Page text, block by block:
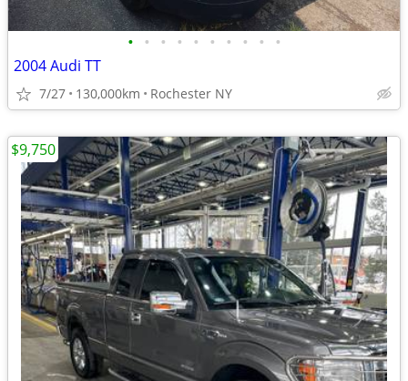
• • • • • • • • • •
2004 Audi TT
7/27 130,000km Rochester NY
$9,750